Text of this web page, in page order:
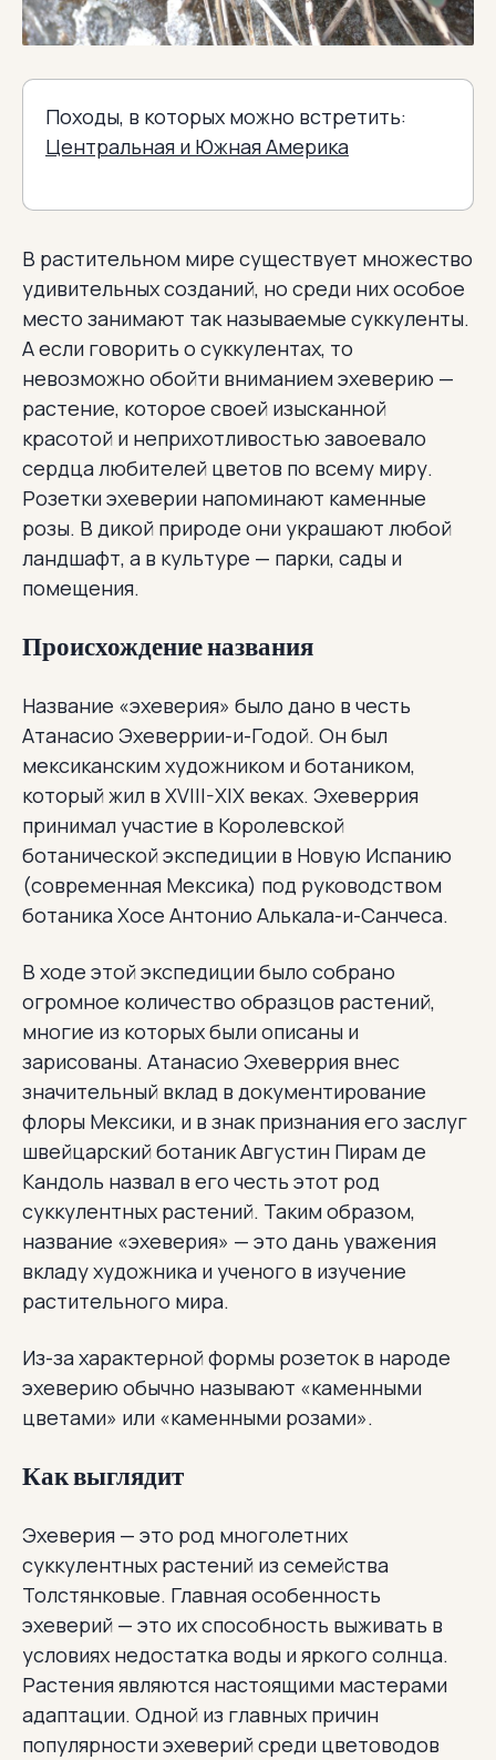
Походы, в которых можно встретить:
Центральная и Южная Америка
В растительном мире существует множество
удивительных созданий, но среди них особое
место занимают так называемые суккуленты.
А если говорить о суккулентах, то
невозможно обойти вниманием эхеверию —
растение, которое своей изысканной
красотой и неприхотливостью завоевало
сердца любителей цветов по всему миру.
Розетки эхеверии напоминают каменные
розы. В дикой природе они украшают любой
ландшафт, а в культуре — парки, сады и
помещения.
Происхождение названия
Название «эхеверия» было дано в честь
Атанасио Эхеверрии-и-Годой. Он был
мексиканским художником и ботаником,
который жил в XVIII-XIX веках. Эхеверрия
принимал участие в Королевской
ботанической экспедиции в Новую Испанию
(современная Мексика) под руководством
ботаника Хосе Антонио Алькала-и-Санчеса.
В ходе этой экспедиции было собрано
огромное количество образцов растений,
многие из которых были описаны и
зарисованы. Атанасио Эхеверрия внес
значительный вклад в документирование
флоры Мексики, и в знак признания его заслуг
швейцарский ботаник Августин Пирам де
Кандоль назвал в его честь этот род
суккулентных растений. Таким образом,
название «эхеверия» — это дань уважения
вкладу художника и ученого в изучение
растительного мира.
Из-за характерной формы розеток в народе
эхеверию обычно называют «каменными
цветами» или «каменными розами».
Как выглядит
Эхеверия — это род многолетних
суккулентных растений из семейства
Толстянковые. Главная особенность
эхеверий — это их способность выживать в
условиях недостатка воды и яркого солнца.
Растения являются настоящими мастерами
адаптации. Одной из главных причин
популярности эхеверий среди цветоводов